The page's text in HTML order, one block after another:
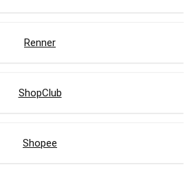
Renner
ShopClub
Shopee